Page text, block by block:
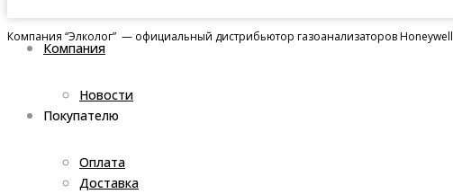
Компания “Элколог” — официальный дистрибьютор газоанализаторов Honeywell
Компания
Новости
Покупателю
Оплата
Доставка